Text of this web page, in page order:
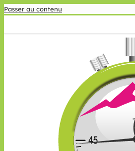
Passer au contenu